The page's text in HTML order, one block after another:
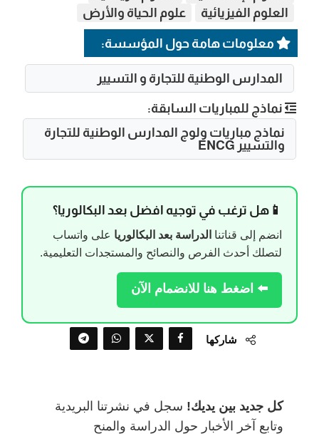
العلوم الفيزيائية
علوم الحياة والأرض
معلومات هامة حول المؤسسة:
المدارس الوطنية للتجارة و التسيير
نماذج للمباريات السابقة:
نماذج مباريات ولوج المدارس الوطنية للتجارة
والتسيير ENCG
📱هل ترغب في توجيه افضل بعد البكالوريا؟
انضم إلى قناتنا الدراسة بعد البكالوريا على واتساب
لتصلك أحدث الفرص والنصائح والمستجدات التعليمية.
⬅️ اضغط هنا للانضمام الآن
شاركها
كل جديد بين يديك! سجل في نشرتنا البريدية
وتابع آخر الأخبار حول الدراسة والمنح